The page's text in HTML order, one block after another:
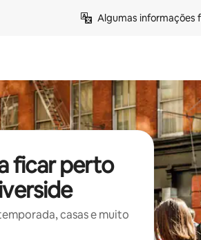
Algumas informações
ficar perto
casas e muito